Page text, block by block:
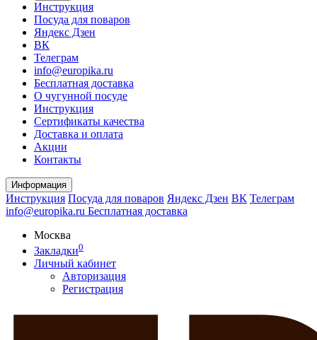
Инструкция
Посуда для поваров
Яндекс Дзен
ВК
Телеграм
info@europika.ru
Бесплатная доставка
О чугунной посуде
Инструкция
Сертификаты качества
Доставка и оплата
Акции
Контакты
Информация
Инструкция Посуда для поваров Яндекс Дзен ВК Телеграм
info@europika.ru Бесплатная доставка
Москва
Закладки0
Личный кабинет
Авторизация
Регистрация